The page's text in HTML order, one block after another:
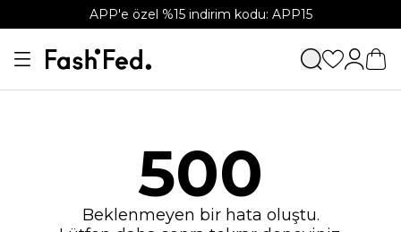
APP'e özel %15 indirim kodu: APP15
500
Beklenmeyen bir hata oluştu.